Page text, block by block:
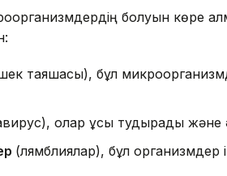
болуын көре
таяқшасы), бұл
олар құсық тудырады және
(лямблиялар), бұл